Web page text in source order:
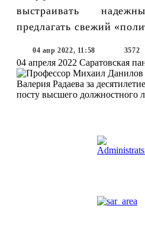
выстраивать
предлагать свежий
04 апр 2022, 11:58 3572
04 апреля 2022 Саратовская